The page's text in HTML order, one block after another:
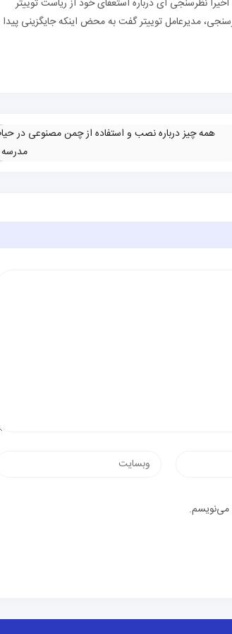
نظرسنجی ای درباره استعفای خود از ریاست توییتر
از این نظرسنجی، مدیرعامل توییتر گفت به محض اینکه جایگزینی پیدا
همه چیز درباره نصب و استفاده از چمن مصنوعی در
مدرسه
می‌نویسم.